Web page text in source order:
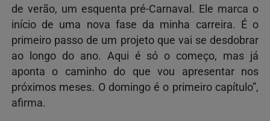
de verão, um esquenta pré-Carnaval. Ele marca o
início de uma nova fase da minha carreira. É o
primeiro passo de um projeto que vai se desdobrar
ao longo do ano. Aqui é só o começo, mas já
aponta o caminho do que vou apresentar nos
próximos meses. O domingo é o primeiro capítulo”,
afirma.